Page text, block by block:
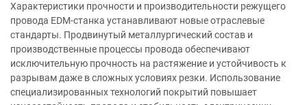
Характеристики прочности и производительности режущего
провода EDM-станка устанавливают новые отраслевые
стандарты. Продвинутый металлургический состав и
производственные процессы провода обеспечивают
исключительную прочность на растяжение и устойчивость к
разрывам даже в сложных условиях резки. Использование
специализированных технологий покрытий повышает